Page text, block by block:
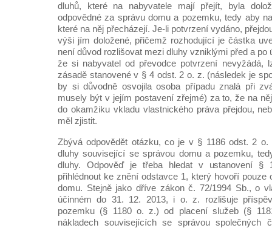
dluhů, které na nabyvatele mají přejít, byla
odpovědné za správu domu a pozemku, tedy aby
které na něj přecházejí. Je-li potvrzení vydáno,
výši jím doložené, přičemž rozhodující je částka
není důvod rozlišovat mezi dluhy vzniklými před a po
že si nabyvatel od převodce potvrzení nevyžádá,
zásadě stanovené v § 4 odst. 2 o. z. (následek je
by si důvodně osvojila osoba případu znalá při
musely být v jejím postavení zřejmé) za to, že na
do okamžiku vkladu vlastnického práva přejdou,
měl zjistit.
Zbývá odpovědět otázku, co je v § 1186 odst. 2
dluhy související se správou domu a pozemku,
dluhy. Odpověď je třeba hledat v ustanovení §
přihlédnout ke znění odstavce 1, který hovoří
domu. Stejně jako dříve zákon č. 72/1994 Sb., o
účinném do 31. 12. 2013, i o. z. rozlišuje
pozemku (§ 1180 o. z.) od placení služeb (§
nákladech souvisejících se správou společných